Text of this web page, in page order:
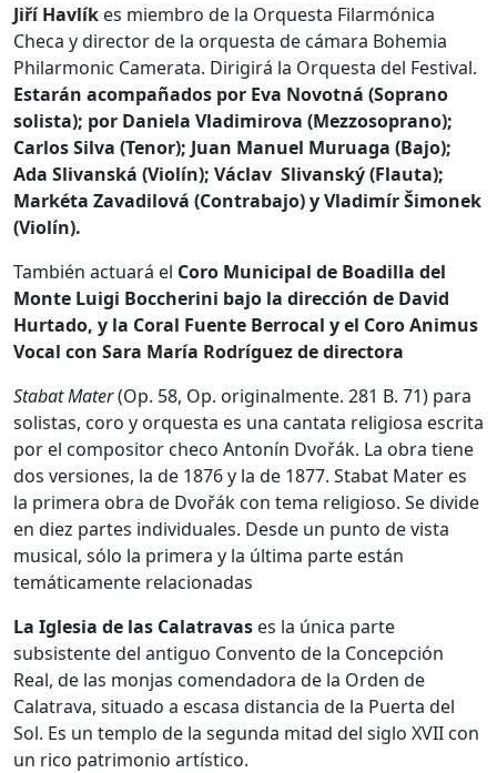
Jiří Havlík es miembro de la Orquesta Filarmónica
Checa y director de la orquesta de cámara Bohemia
Philarmonic Camerata. Dirigirá la Orquesta del Festival.
Estarán acompañados por Eva Novotná (Soprano
solista); por Daniela Vladimirova (Mezzosoprano);
Carlos Silva (Tenor); Juan Manuel Muruaga (Bajo);
Ada Slivanská (Violín); Václav Slivanský (Flauta);
Markéta Zavadilová (Contrabajo) y Vladimír Šimonek
(Violín).
También actuará el Coro Municipal de Boadilla del
Monte Luigi Boccherini bajo la dirección de David
Hurtado, y la Coral Fuente Berrocal y el Coro Animus
Vocal con Sara María Rodríguez de directora
Stabat Mater(Op. 58, Op. originalmente. 281 B. 71) para
solistas, coro y orquesta es una cantata religiosa escrita
por el compositor checo Antonín Dvořák. La obra tiene
dos versiones, la de 1876 y la de 1877. Stabat Mater es
la primera obra de Dvořák con tema religioso. Se divide
en diez partes individuales. Desde un punto de vista
musical, sólo la primera y la última parte están
temáticamente relacionadas
La Iglesia de las Calatravas es la única parte
subsistente del antiguo Convento de la Concepción
Real, de las monjas comendadora de la Orden de
Calatrava, situado a escasa distancia de la Puerta del
Sol. Es un templo de la segunda mitad del siglo XVII con
un rico patrimonio artístico.